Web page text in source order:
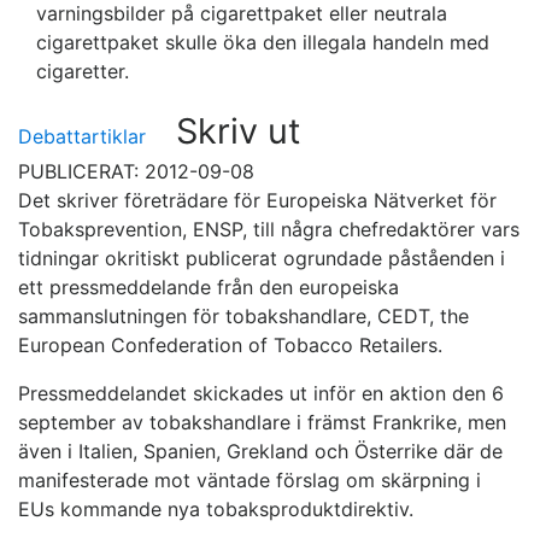
varningsbilder på cigarettpaket eller neutrala
cigarettpaket skulle öka den illegala handeln med
cigaretter.
Debattartiklar Skriv ut
PUBLICERAT: 2012-09-08
Det skriver företrädare för Europeiska Nätverket för
Tobaksprevention, ENSP, till några chefredaktörer vars
tidningar okritiskt publicerat ogrundade påståenden i
ett pressmeddelande från den europeiska
sammanslutningen för tobakshandlare, CEDT, the
European Confederation of Tobacco Retailers.
Pressmeddelandet skickades ut inför en aktion den 6
september av tobakshandlare i främst Frankrike, men
även i Italien, Spanien, Grekland och Österrike där de
manifesterade mot väntade förslag om skärpning i
EUs kommande nya tobaksproduktdirektiv.